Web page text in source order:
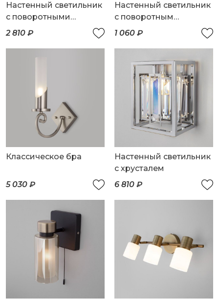
Настенный светильник
с поворотными
плафонами
2 810 ₽
Настенный светильник
с поворотным
плафоном
1 060 ₽
Классическое бра
5 030 ₽
Настенный светильник
с хрусталем
6 810 ₽